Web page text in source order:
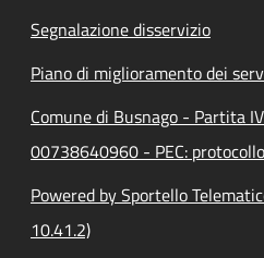
Segnalazione disservizio
Piano di miglioramento dei
Comune di Busnago - Partita
00738640960 - PEC:
Powered by Sportello
10.41.2)